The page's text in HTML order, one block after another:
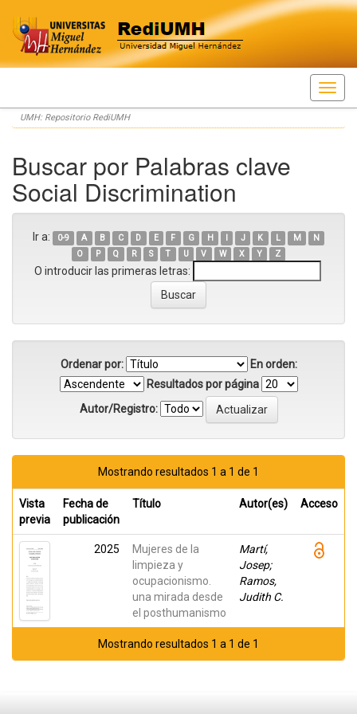
Skip
navigation
UMH: Repositorio RediUMH
Buscar por Palabras clave
Social Discrimination
Ir a: 0-9 A B C D E F G H I J K L M
N
O
P Q R S T U V W X Y Z
O introducir las primeras letras:
Ordenar por:
En orden:
Resultados por página
Autor/Registro:
Mostrando resultados 1 a 1 de 1
Vista
previa
Fecha de
publicación
Título Autor(es) Acceso
2025
Mujeres de la
limpieza y
ocupacionismo.
una mirada desde
el posthumanismo
Martí,
Josep;
Ramos,
Judith C.
Mostrando resultados 1 a 1 de 1